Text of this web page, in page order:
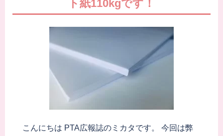
ト紙110kgです！
こんにちは PTA広報誌のミカタです。 今回は弊